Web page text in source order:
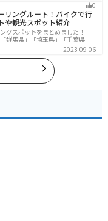
考にしてください。
0
リングルート！バイクで行
や観光スポット紹介
グスポットをまとめました！
群馬県」「埼玉県」「千葉県」
の各県の観光地紹介します。自
地が点在し、四季折々の景色を
あります。バイクで関東にツー
してください。
2023-09-06